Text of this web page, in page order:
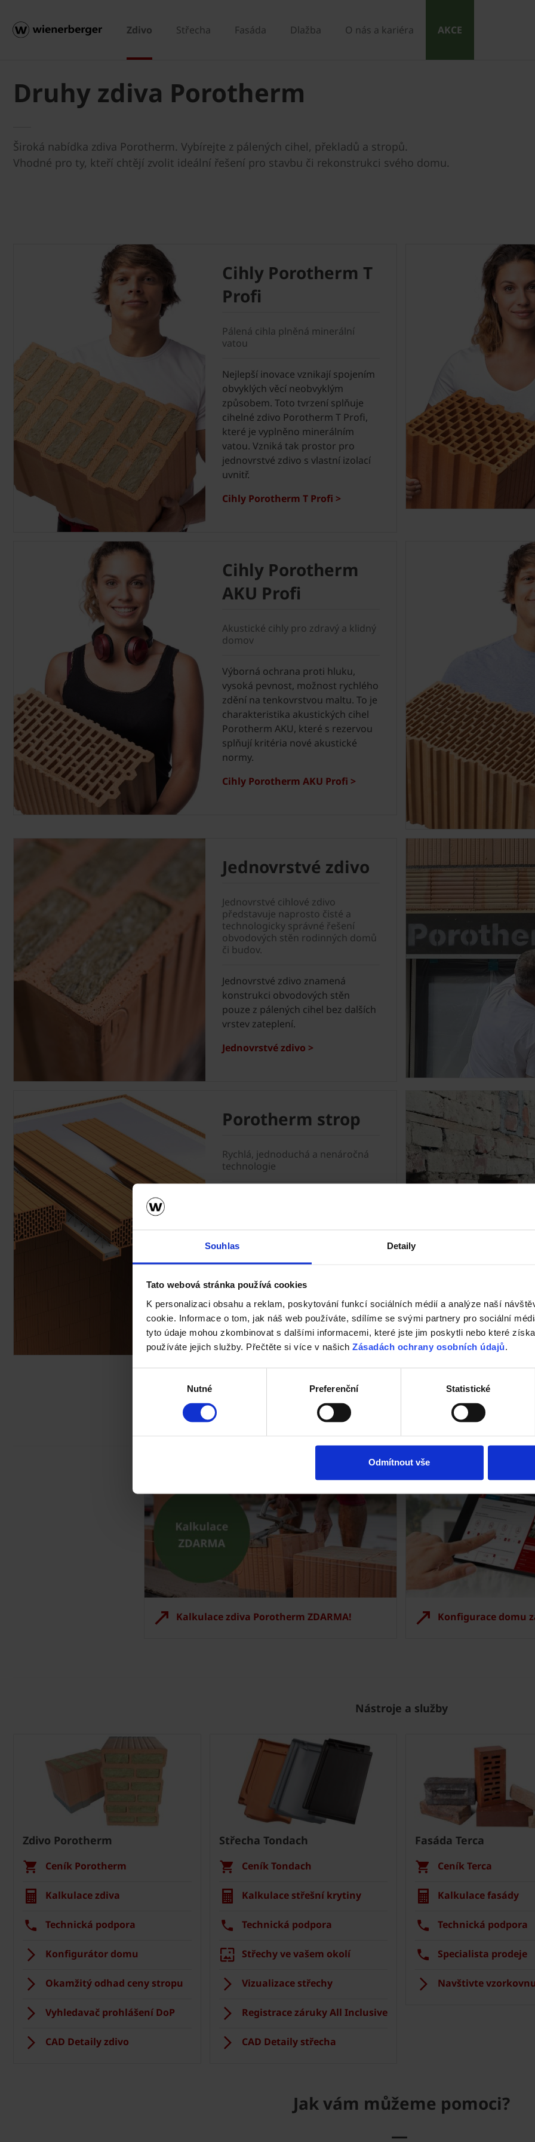
Souhlas Detaily
Tato webová stránka používá cookies
K personalizaci obsahu a reklam, poskytování funkcí sociálních médií a analýze naší
cookie. Informace o tom, jak náš web používáte, sdílíme se svými partnery pro sociální
tyto údaje mohou zkombinovat s dalšími informacemi, které jste jim poskytli nebo které
používáte jejich služby. Přečtěte si více v našich Zásadách ochrany osobních údajů.
Nutné Preferenční Statistické
Odmítnout vše
Zdivo Střecha Fasáda Dlažba O nás a kariéra AKCE
Druhy zdiva Porotherm
Široká nabídka zdiva Porotherm. Vybírejte z pálených cihel, překladů a stropů.
Vhodné pro ty, kteří chtějí zvolit ideální řešení pro stavbu či rekonstrukci svého domu.
Cihly Porotherm T
Profi
Pálená cihla plněná minerální
vatou
Nejlepší inovace vznikají spojením
obvyklých věcí neobvyklým
způsobem. Toto tvrzení splňuje
cihelné zdivo Porotherm T Profi,
které je vyplněno minerálním
vatou. Vzniká tak prostor pro
jednovrstvé zdivo s vlastní izolací
uvnitř.
Cihly Porotherm T Profi >
Cihly Porotherm
AKU Profi
Akustické cihly pro zdravý a klidný
domov
Výborná ochrana proti hluku,
vysoká pevnost, možnost rychlého
zdění na tenkovrstvou maltu. To je
charakteristika akustických cihel
Porotherm AKU, které s rezervou
splňují kritéria nové akustické
normy.
Cihly Porotherm AKU Profi >
Jednovrstvé zdivo
Jednovrstvé cihlové zdivo
představuje naprosto čisté a
technologicky správné řešení
obvodových stěn rodinných domů
či budov.
Jednovrstvé zdivo znamená
konstrukci obvodových stěn
pouze z pálených cihel bez dalších
vrstev zateplení.
Jednovrstvé zdivo >
Porotherm strop
Rychlá, jednoduchá a nenáročná
technologie
trámy POT a vložky MIAKO
prostupů pro instalační šachty,
komíny a schodiště s neomezenou
variabilitou.
Porotherm strop >
Kalkulace zdiva Porotherm ZDARMA >
Odhad potřeby cihel na m2 >
Kalkulace zdiva Porotherm ZDARMA! Konfigurace domu
Nástroje a služby
Zdivo Porotherm
Ceník Porotherm
Kalkulace zdiva
Technická podpora
Konfigurátor domu
Okamžitý odhad ceny stropu
Vyhledavač prohlášení DoP
CAD Detaily zdivo
Střecha Tondach
Ceník Tondach
Kalkulace střešní krytiny
Technická podpora
Střechy ve vašem okolí
Vizualizace střechy
Registrace záruky All Inclusive
CAD Detaily střecha
Fasáda Terca
Ceník Terca
Kalkulace fasády
Technická podpora
Specialista prodeje
Navštivte
Jak vám můžeme pomoci?
—